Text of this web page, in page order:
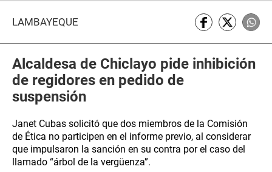
LAMBAYEQUE
Alcaldesa de Chiclayo pide inhibición
de regidores en pedido de
suspensión
Janet Cubas solicitó que dos miembros de la Comisión
de Ética no participen en el informe previo, al considerar
que impulsaron la sanción en su contra por el caso del
llamado “árbol de la vergüenza”.